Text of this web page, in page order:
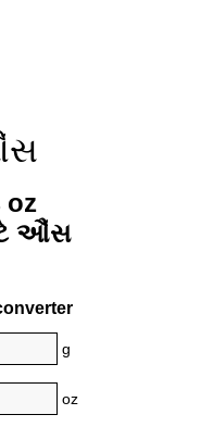
oz
ઔંસ
g
oz